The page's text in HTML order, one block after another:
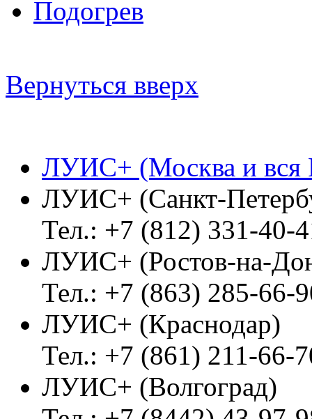
Подогрев
Вернуться вверх
ЛУИС+ (Москва и вся
ЛУИС+ (Санкт-
Тел.: +7 (812) 331-40-
ЛУИС+ (Ростов-на-
Тел.: +7 (863) 285-66-
ЛУИС+ (Краснодар)
Тел.: +7 (861) 211-66-
ЛУИС+ (Волгоград)